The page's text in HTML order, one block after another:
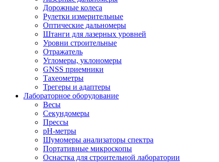
Дорожные колеса
Рулетки измерительные
Оптические дальномеры
Штанги для лазерных уровней
Уровни строительные
Отражатель
Угломеры, уклономеры
GNSS приемники
Тахеометры
Трегеры и адаптеры
Лабораторное оборудование
Весы
Секундомеры
Прессы
pH-метры
Шумомеры анализаторы спектра
Портативные микроскопы
Оснастка для строительной лаборатории